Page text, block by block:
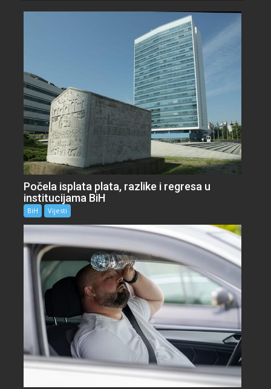
Počela isplata plata, razlike i regresa u
institucijama BiH
BiH Vijesti